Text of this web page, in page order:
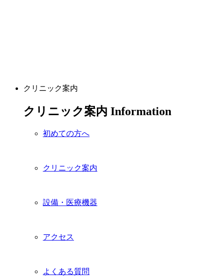
クリニック案内
クリニック案内 Information
初めての方へ
クリニック案内
設備・医療機器
アクセス
よくある質問